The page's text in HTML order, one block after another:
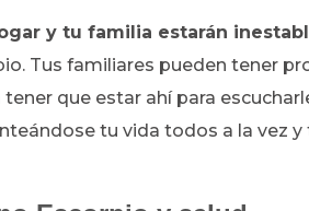
y tu familia estarán
Tus familiares pueden tener
tener que estar ahí para
tu vida todos a la vez y